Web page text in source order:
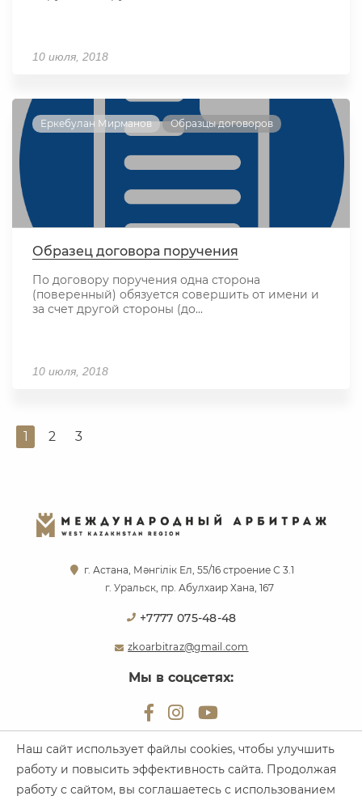
10 июля, 2018
Еркебулан Мирманов Образцы договоров
Образец договора поручения
По договору поручения одна сторона
(поверенный) обязуется совершить от имени и
за счет другой стороны (до...
10 июля, 2018
1 2 3
г. Астана, Мәнгілік Ел, 55/16 строение С 3.1
г. Уральск, пр. Абулхаир Хана, 167
+7777 075-48-48
zkoarbitraz@gmail.com
Мы в соцсетях:
Наш сайт использует файлы cookies, чтобы улучшить
работу и повысить эффективность сайта. Продолжая
работу с сайтом, вы соглашаетесь с использованием